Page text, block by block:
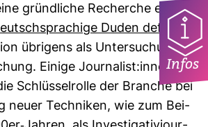
gründ­liche Recherche erfor­
Duden defi­
übri­gens als Unter­su­chung
Einige Jour­na­list:innen
Schlüs­sel­rolle der Branche bei
neuer Tech­niken, wie zum Bei­
Infos